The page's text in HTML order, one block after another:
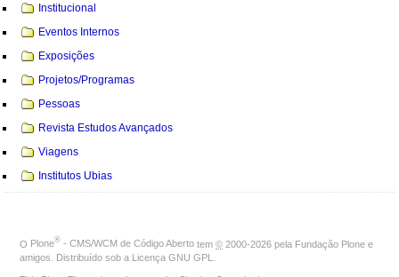
Institucional
Eventos Internos
Exposições
Projetos/Programas
Pessoas
Revista Estudos Avançados
Viagens
Institutos Ubias
O Plone® - CMS/WCM de Código Aberto tem © 2000-2026 pela Fundação Plone e
amigos. Distribuído sob a Licença GNU GPL